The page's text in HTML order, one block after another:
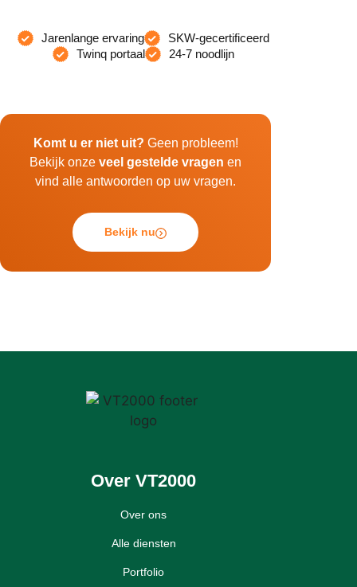
Jarenlange ervaring
SKW-gecertificeerd
Twinq portaal
24-7 noodlijn
Komt u er niet uit? Geen probleem!
Bekijk onze veel gestelde vragen en
vind alle antwoorden op uw vragen.
Bekijk nu
Over VT2000
Over ons
Alle diensten
Portfolio